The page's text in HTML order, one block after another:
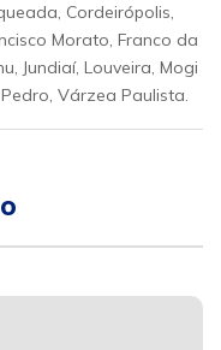
Cordeirópolis,
Morato, Franco da
Jundiaí, Louveira, Mogi
Várzea Paulista.